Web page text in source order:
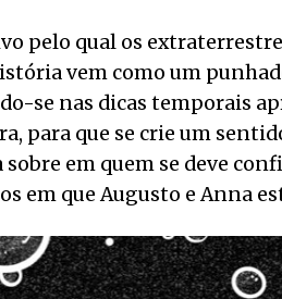
pelo qual os
vem como um
se nas dicas temporais
para que se crie um
em quem se deve
em que Augusto e Anna